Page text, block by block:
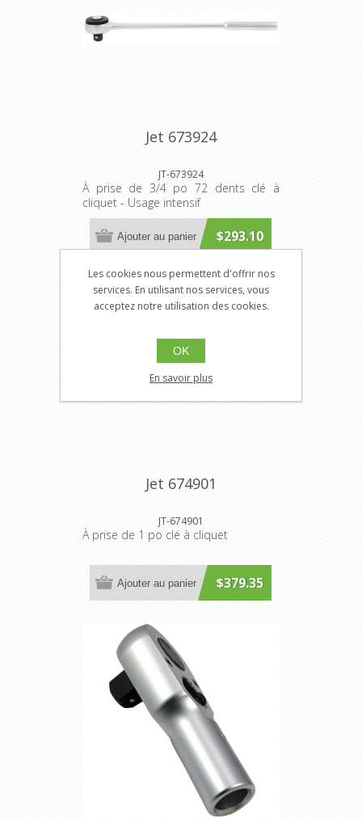
Jet 673924
JT-673924
À prise de 3/4 po 72 dents clé à
cliquet - Usage intensif
$293.10
Ajouter au panier
Jet 674901
JT-674901
À prise de 1 po clé à cliquet
$379.35
Ajouter au panier
Les cookies nous permettent d'offrir nos
services. En utilisant nos services, vous
acceptez notre utilisation des cookies.
OK
En savoir plus